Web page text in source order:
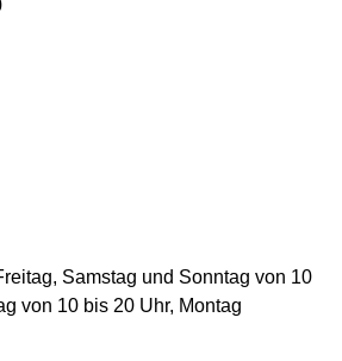
Samstag und Sonntag von 10
von 10 bis 20 Uhr, Montag